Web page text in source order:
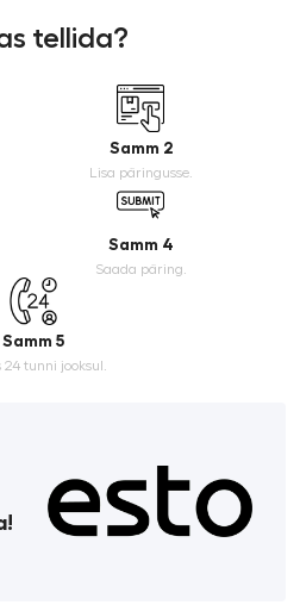
tellida?
Samm 2
Lisa päringusse.
Samm 4
Saada päring.
Samm 5
24 tunni jooksul.